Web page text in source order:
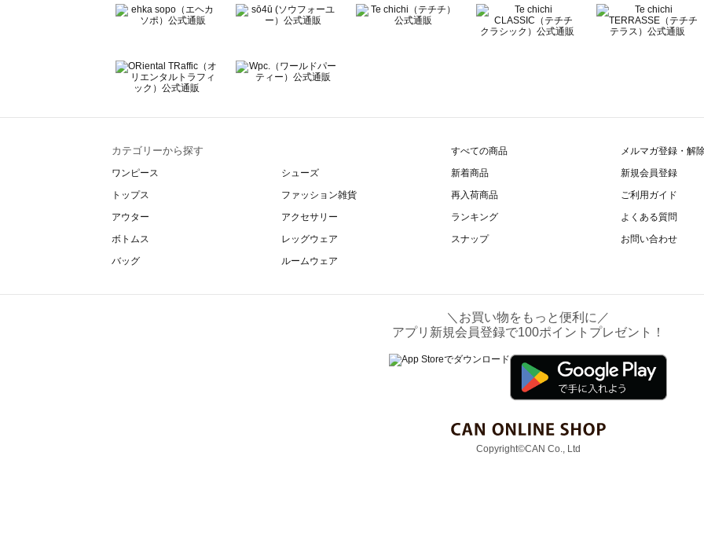
カテゴリーから探す
ワンピース
トップス
アウター
ボトムス
バッグ
シューズ
ファッション雑貨
アクセサリー
レッグウェア
ルームウェア
すべての商品
新着商品
再入荷商品
ランキング
スナップ
メルマガ登録・解
新規会員登録
ご利用ガイド
よくある質問
お問い合わせ
＼お買い物をもっと便利に／
アプリ新規会員登録で100ポイントプレゼント！
Copyright©CAN Co., Ltd